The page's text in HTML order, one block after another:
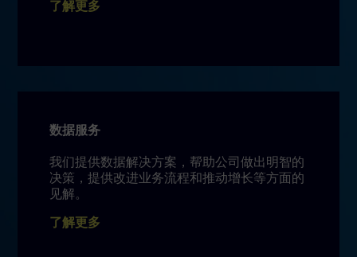
了解更多
数据服务
我们提供数据解决方案，帮助公司做出明智的
决策，提供改进业务流程和推动增长等方面的
见解。
了解更多